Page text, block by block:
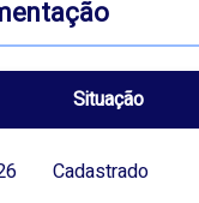
Situação
Cadastrado